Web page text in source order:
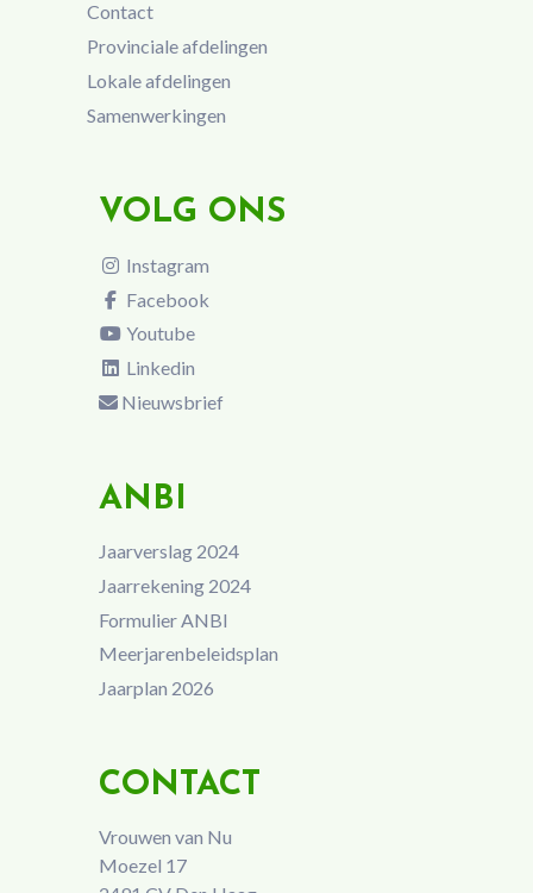
Contact
Provinciale afdelingen
Lokale afdelingen
Samenwerkingen
VOLG ONS
Instagram
Facebook
Youtube
Linkedin
Nieuwsbrief
ANBI
Jaarverslag 2024
Jaarrekening 2024
Formulier ANBI
Meerjarenbeleidsplan
Jaarplan 2026
CONTACT
Vrouwen van Nu
Moezel 17